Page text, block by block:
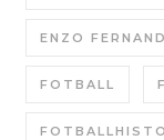
ENZO
FOTBALL